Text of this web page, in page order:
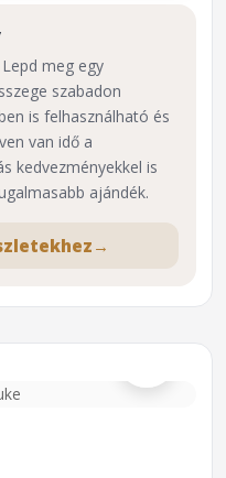
⌕
meg egy
szabadon
is felhasználható és
van idő a
kedvezményekkel is
ajándék.
→